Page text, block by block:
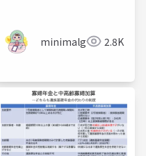
minimalgreen2.8K